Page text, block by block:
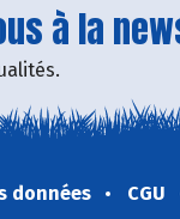
à la
données CGU